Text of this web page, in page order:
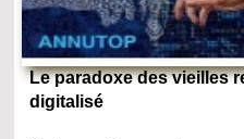
Le paradoxe des vieilles
digitalisé